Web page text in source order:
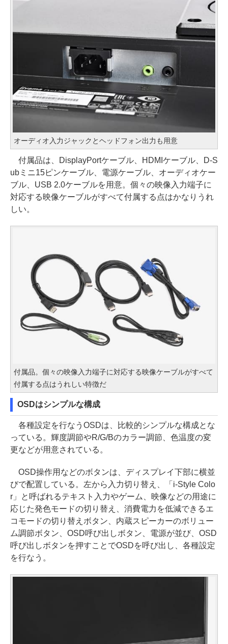
オーディオ入力ジャックとヘッドフォン出力も用意
付属品は、DisplayPortケーブル、HDMIケーブル、D-S
ubミニ15ピンケーブル、電源ケーブル、オーディオケー
ブル、USB 2.0ケーブルを用意。個々の映像入力端子に
対応する映像ケーブルがすべて付属する点はかなりうれ
しい。
付属品。個々の映像入力端子に対応する映像ケーブルがすべて
付属する点はうれしい特徴だ
OSDはシンプルな構成
各種設定を行なうOSDは、比較的シンプルな構成とな
っている。輝度調節やR/G/Bのカラー調節、色温度の変
更などが用意されている。
OSD操作用などのボタンは、ディスプレイ下部に横並
びで配置している。左から入力切り替え、「i-Style Colo
r」と呼ばれるテキスト入力やゲーム、映像などの用途に
応じた発色モードの切り替え、消費電力を低減できるエ
コモードの切り替えボタン、内蔵スピーカーのボリュー
ム調節ボタン、OSD呼び出しボタン、電源が並び、OSD
呼び出しボタンを押すことでOSDを呼び出し、各種設定
を行なう。